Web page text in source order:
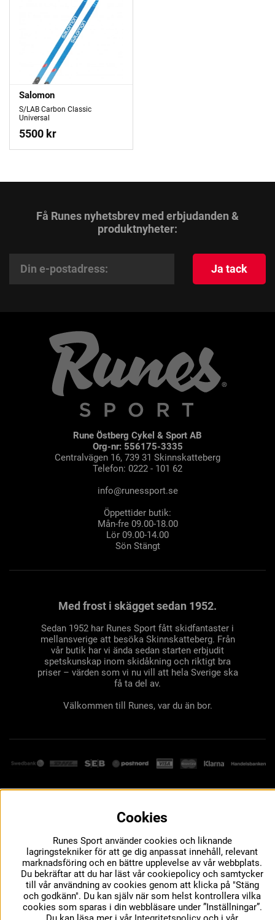
Salomon
S/LAB Carbon Classic
Universal
5500 kr
Få Runes nyhetsbrev med erbjudanden &
produktnyheter:
Ja tack
Rune Östberg Cykel & Sport AB
Org-nr: 556175-3335
Centralvägen 16, 739 31 Skinnskatteberg
Telefon: 0222 - 101 62
info@runessport.se
Öppettider butik:
Mån-fre 09.00-18.00
Lör 09.00-14.00
Sön Stängt
Med frost i skägget sedan 1952.
Sedan 1952 har Runes Sport fått skidfantaster i
mellansverige att besöka Skinnskatteberg. Från
vår butik har vi ända sedan starten erbjudit
spetskunskap inom skidåkning och riktigt bra
priser – värden som vi nu vill att hela Sverige ska
få ta del av.
Välkommen till Runes, var du än bor.
Cookies
Runes Sport använder cookies och liknande
lagringstekniker för att ge dig anpassat innehåll, relevant
marknadsföring och en bättre upplevelse av vår webbplats.
Du bekräftar att du har läst vår cookiepolicy och samtycker
till vår användning av cookies genom att klicka på "Stäng
och godkänn". Du kan själv när som helst kontrollera vilka
cookies som sparas i din webbläsare under ”Inställningar”.